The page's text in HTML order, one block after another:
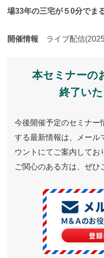
場33年の三宅が５0分でま
開催情報 ライブ配信
本セミナーの
終了いた
今後開催予定のセミナー
する最新情報は、メール
ウントにてご案内してお
ご関心のある方は、ぜひ